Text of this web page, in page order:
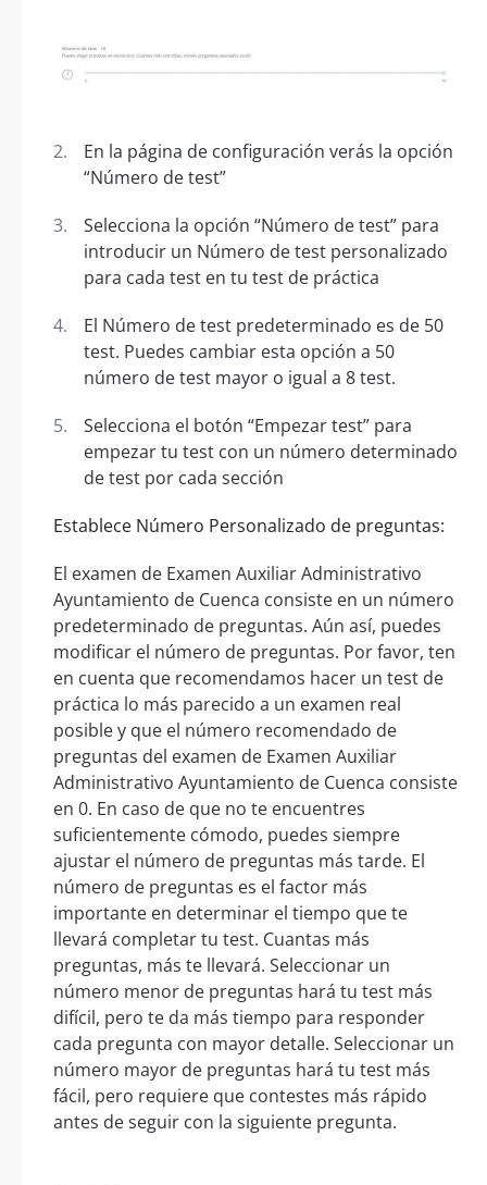
En la página de configuración verás la opción
“Número de test”
Selecciona la opción “Número de test” para
introducir un Número de test personalizado
para cada test en tu test de práctica
El Número de test predeterminado es de 50
test. Puedes cambiar esta opción a 50
número de test mayor o igual a 8 test.
Selecciona el botón “Empezar test” para
empezar tu test con un número determinado
de test por cada sección
Establece Número Personalizado de preguntas:
El examen de Examen Auxiliar Administrativo
Ayuntamiento de Cuenca consiste en un número
predeterminado de preguntas. Aún así, puedes
modificar el número de preguntas. Por favor, ten
en cuenta que recomendamos hacer un test de
práctica lo más parecido a un examen real
posible y que el número recomendado de
preguntas del examen de Examen Auxiliar
Administrativo Ayuntamiento de Cuenca consiste
en 0. En caso de que no te encuentres
suficientemente cómodo, puedes siempre
ajustar el número de preguntas más tarde. El
número de preguntas es el factor más
importante en determinar el tiempo que te
llevará completar tu test. Cuantas más
preguntas, más te llevará. Seleccionar un
número menor de preguntas hará tu test más
difícil, pero te da más tiempo para responder
cada pregunta con mayor detalle. Seleccionar un
número mayor de preguntas hará tu test más
fácil, pero requiere que contestes más rápido
antes de seguir con la siguiente pregunta.